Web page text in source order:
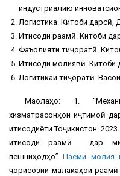
индустриалию
Логистика. Китоби дарсӣ,
Иқтисоди рақамӣ. Китоби
Фаъолияти тиҷоратӣ.
Иқтисоди молиявӣ. Китоби
Логитикаи тиҷоратӣ.
Мақолаҳо: 1.
хизматрасонҳои иҷтимоӣ
иқтисодиёти Тоҷикистон.
иқтисоди рақамӣ дар
пешниҳодҳо”Паёми молия
ҷорисозии малакаҳои